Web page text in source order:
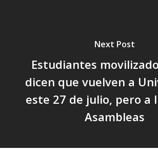
Next Post
Estudiantes
dicen que vuelven a
este 27 de julio, pero a
Asambleas